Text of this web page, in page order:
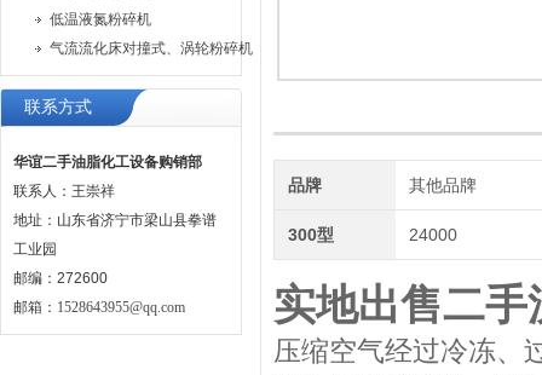
低温液氮粉碎机
气流流化床对撞式、涡轮粉碎机
联系方式
华谊二手油脂化工设备购销部
联系人：王崇祥
地址：山东省济宁市梁山县拳谱
工业园
邮编：272600
邮箱： 1528643955@qq.com
品牌 其他品牌
300型 24000
实地出售二
压缩空气经过冷冻、